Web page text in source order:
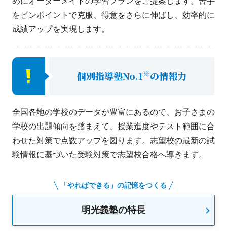
をピンポイントで克服、得意をさらに伸ばし、効率的に
成績アップを実現します。
個別指導塾No.1 ※の情報力
全国各地の学校のデータが豊富にあるので、お子さまの
学校の出題傾向を踏まえて、授業進度やテスト範囲に合
わせた対策で点数アップを図ります。志望校の最新の試
験情報に基づいた受験対策で志望校合格へ導きます。
「やればできる」の記憶をつくる
明光義塾の特長